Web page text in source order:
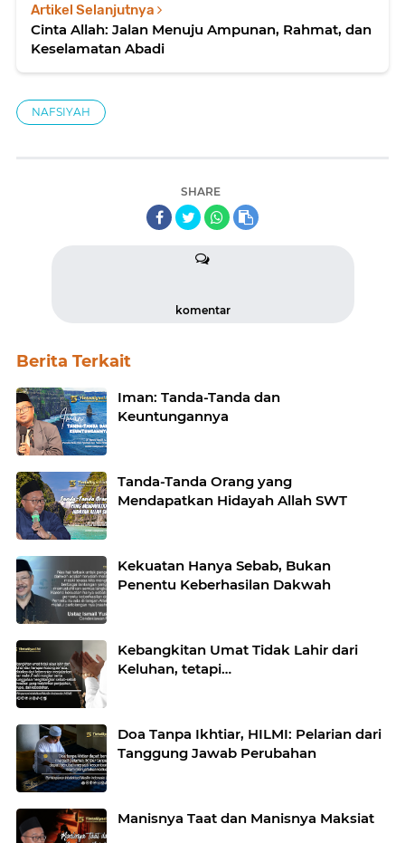
Artikel Selanjutnya
Cinta Allah: Jalan Menuju Ampunan, Rahmat, dan
Keselamatan Abadi
NAFSIYAH
SHARE
komentar
Berita Terkait
Iman: Tanda-Tanda dan
Keuntungannya
Tanda-Tanda Orang yang
Mendapatkan Hidayah Allah SWT
Kekuatan Hanya Sebab, Bukan
Penentu Keberhasilan Dakwah
Kebangkitan Umat Tidak Lahir dari
Keluhan, tetapi…
Doa Tanpa Ikhtiar, HILMI: Pelarian dari
Tanggung Jawab Perubahan
Manisnya Taat dan Manisnya Maksiat